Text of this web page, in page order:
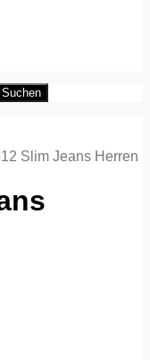
Suchen
Slim Jeans Herren